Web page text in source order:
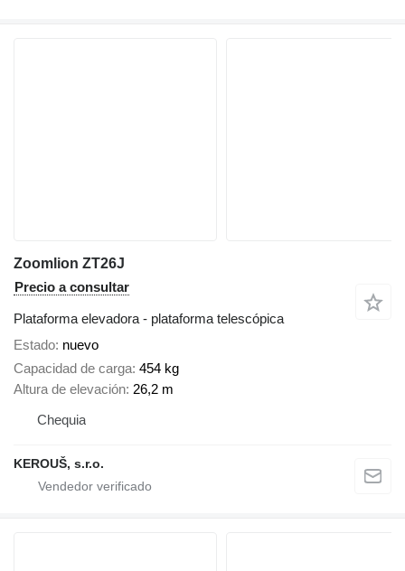
Zoomlion ZT26J
Precio a consultar
Plataforma elevadora - plataforma telescópica
Estado nuevo
Capacidad de carga 454 kg
Altura de elevación 26,2 m
Chequia
KEROUŠ, s.r.o.